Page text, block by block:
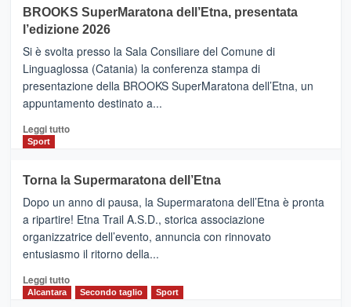
con
la
Al
via
i
collegamenti
BROOKS SuperMaratona dell’Etna, presentata
l’edizione 2026
Si è svolta presso la Sala Consiliare del Comune di
Linguaglossa (Catania) la conferenza stampa di
presentazione della BROOKS SuperMaratona dell’Etna, un
appuntamento destinato a...
Leggi tuttoLeggi
BROOKS
SuperMaratona
dell’Etna,
presentata
l’edizione
2026
Sport
Torna la Supermaratona dell’Etna
Dopo un anno di pausa, la Supermaratona dell’Etna è pronta
a ripartire! Etna Trail A.S.D., storica associazione
organizzatrice dell’evento, annuncia con rinnovato
entusiasmo il ritorno della...
Leggi tuttoLeggi
Alcantara Secondo taglio Sport